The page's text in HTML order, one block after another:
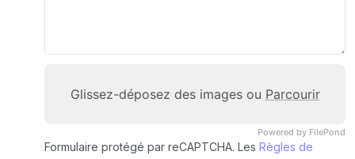
Powered by FilePond
Glissez-déposez des images ou Parcourir
Formulaire protégé par reCAPTCHA. Les Règles de